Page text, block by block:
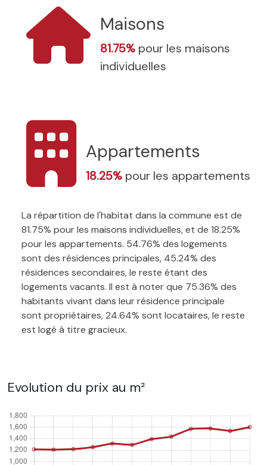
Maisons
81.75% pour les maisons
individuelles
Appartements
18.25% pour les appartements
La répartition de l'habitat dans la commune est de
81.75% pour les maisons individuelles, et de 18.25%
pour les appartements. 54.76% des logements
sont des résidences principales, 45.24% des
résidences secondaires, le reste étant des
logements vacants. Il est à noter que 75.36% des
habitants vivant dans leur résidence principale
sont propriétaires, 24.64% sont locataires, le reste
est logé à titre gracieux.
Evolution du prix au m²